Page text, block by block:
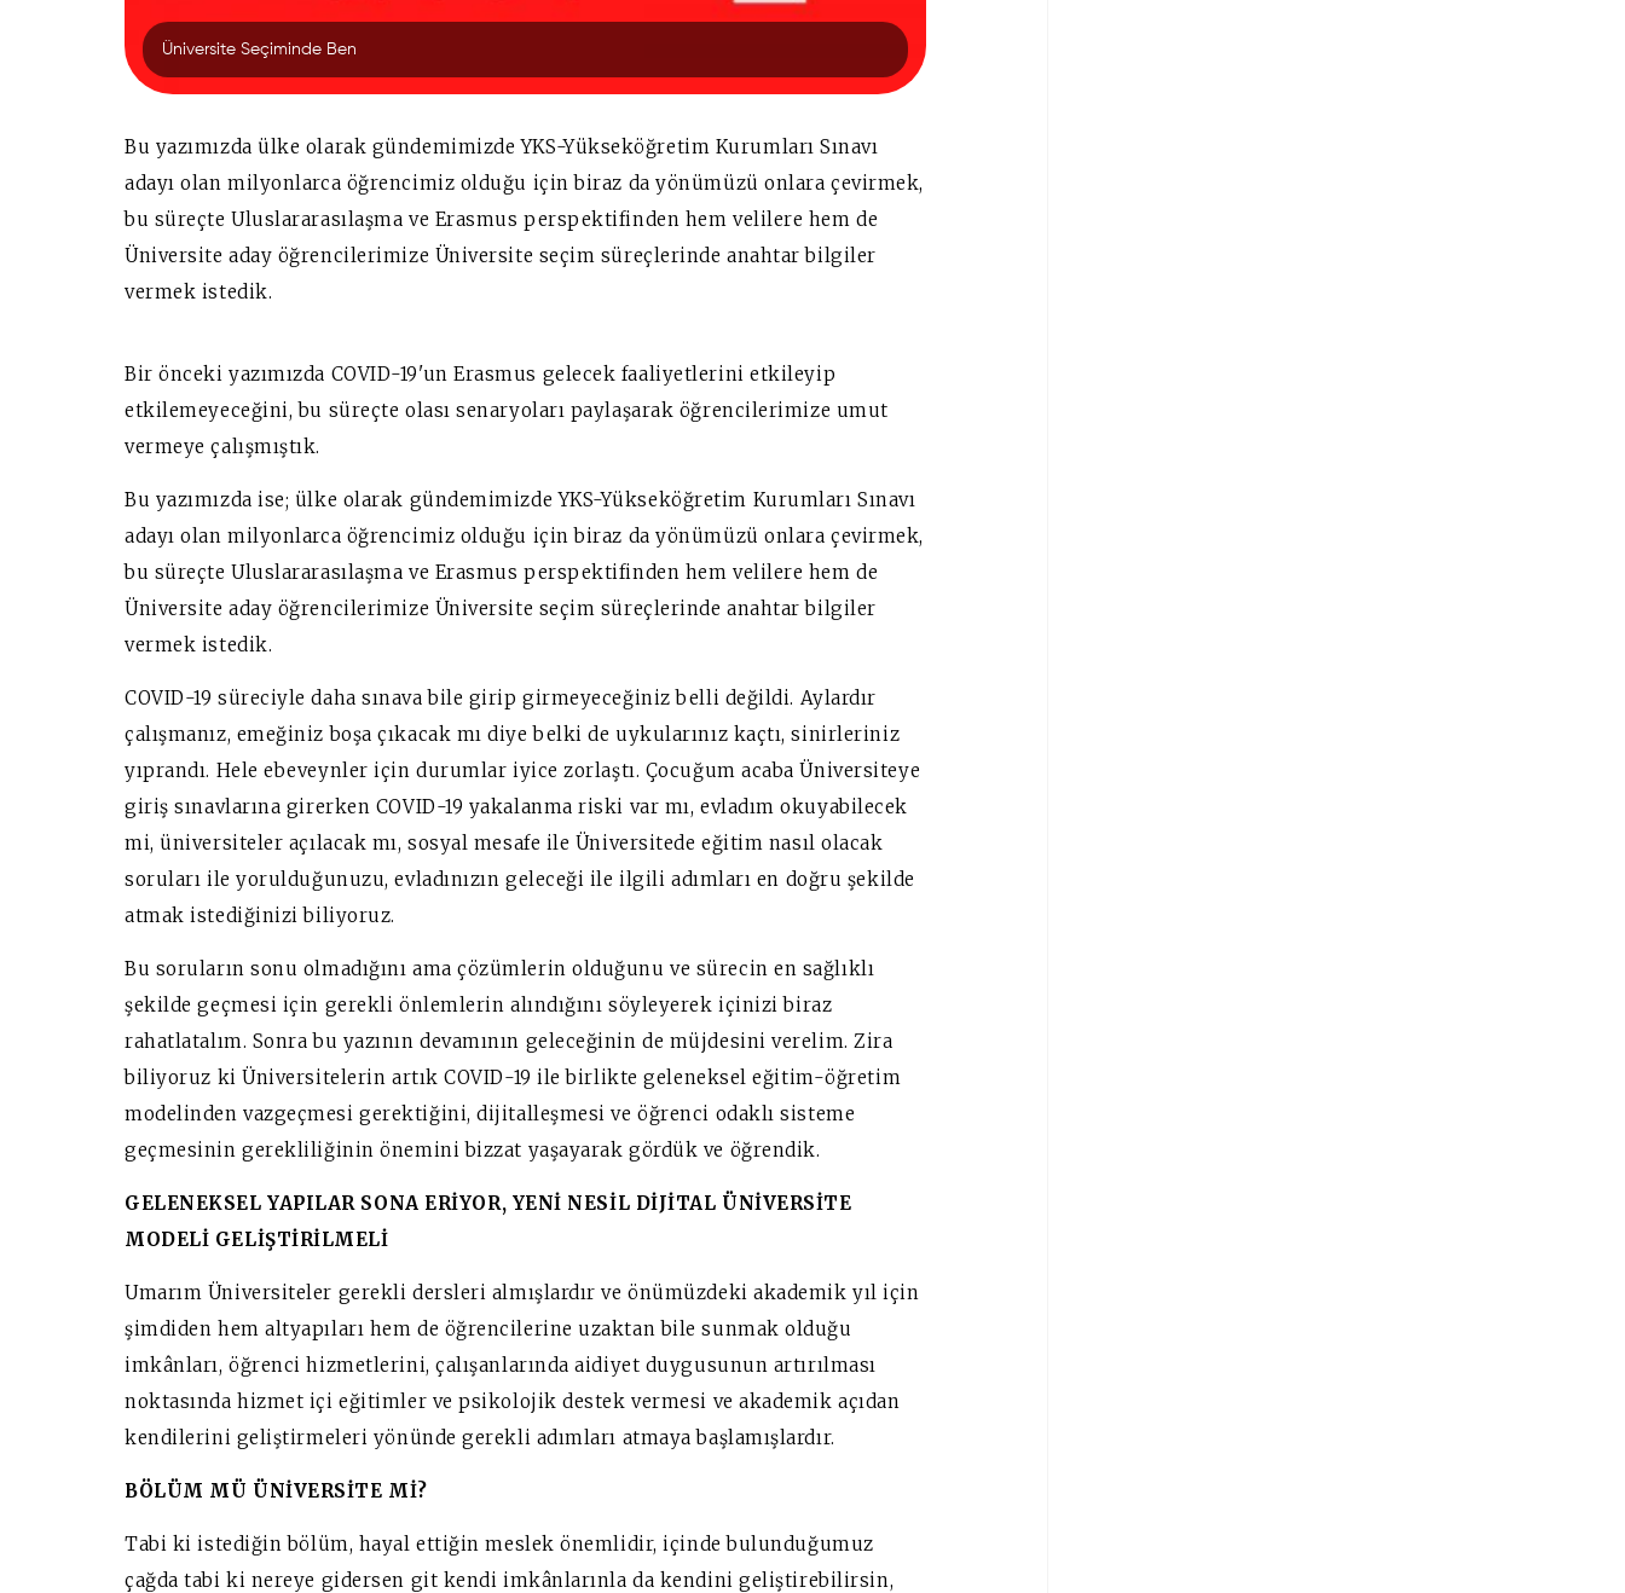
Üniversite Seçiminde Ben
Bu yazımızda ülke olarak gündemimizde YKS-Yükseköğretim Kurumları Sınavı
adayı olan milyonlarca öğrencimiz olduğu için biraz da yönümüzü onlara çevirmek,
bu süreçte Uluslararasılaşma ve Erasmus perspektifinden hem velilere hem de
Üniversite aday öğrencilerimize Üniversite seçim süreçlerinde anahtar bilgiler
vermek istedik.
Bir önceki yazımızda COVID-19'un Erasmus gelecek faaliyetlerini etkileyip
etkilemeyeceğini, bu süreçte olası senaryoları paylaşarak öğrencilerimize umut
vermeye çalışmıştık.
Bu yazımızda ise; ülke olarak gündemimizde YKS-Yükseköğretim Kurumları Sınavı
adayı olan milyonlarca öğrencimiz olduğu için biraz da yönümüzü onlara çevirmek,
bu süreçte Uluslararasılaşma ve Erasmus perspektifinden hem velilere hem de
Üniversite aday öğrencilerimize Üniversite seçim süreçlerinde anahtar bilgiler
vermek istedik.
COVID-19 süreciyle daha sınava bile girip girmeyeceğiniz belli değildi. Aylardır
çalışmanız, emeğiniz boşa çıkacak mı diye belki de uykularınız kaçtı, sinirleriniz
yıprandı. Hele ebeveynler için durumlar iyice zorlaştı. Çocuğum acaba Üniversiteye
giriş sınavlarına girerken COVID-19 yakalanma riski var mı, evladım okuyabilecek
mi, üniversiteler açılacak mı, sosyal mesafe ile Üniversitede eğitim nasıl olacak
soruları ile yorulduğunuzu, evladınızın geleceği ile ilgili adımları en doğru şekilde
atmak istediğinizi biliyoruz.
Bu soruların sonu olmadığını ama çözümlerin olduğunu ve sürecin en sağlıklı
şekilde geçmesi için gerekli önlemlerin alındığını söyleyerek içinizi biraz
rahatlatalım. Sonra bu yazının devamının geleceğinin de müjdesini verelim. Zira
biliyoruz ki Üniversitelerin artık COVID-19 ile birlikte geleneksel eğitim-öğretim
modelinden vazgeçmesi gerektiğini, dijitalleşmesi ve öğrenci odaklı sisteme
geçmesinin gerekliliğinin önemini bizzat yaşayarak gördük ve öğrendik.
GELENEKSEL YAPILAR SONA ERİYOR, YENİ NESİL DİJİTAL ÜNİVERSİTE
MODELİ GELİŞTİRİLMELİ
Umarım Üniversiteler gerekli dersleri almışlardır ve önümüzdeki akademik yıl için
şimdiden hem altyapıları hem de öğrencilerine uzaktan bile sunmak olduğu
imkânları, öğrenci hizmetlerini, çalışanlarında aidiyet duygusunun artırılması
noktasında hizmet içi eğitimler ve psikolojik destek vermesi ve akademik açıdan
kendilerini geliştirmeleri yönünde gerekli adımları atmaya başlamışlardır.
BÖLÜM MÜ ÜNİVERSİTE Mİ?
Tabi ki istediğin bölüm, hayal ettiğin meslek önemlidir, içinde bulunduğumuz
çağda tabi ki nereye gidersen git kendi imkânlarınla da kendini geliştirebilirsin,